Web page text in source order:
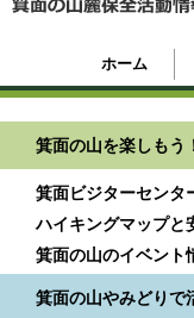
ホーム
箕面の山を楽しもう
箕面ビジターセンタ
ハイキングマップと
箕面の山のイベント
箕面の山やみどりで